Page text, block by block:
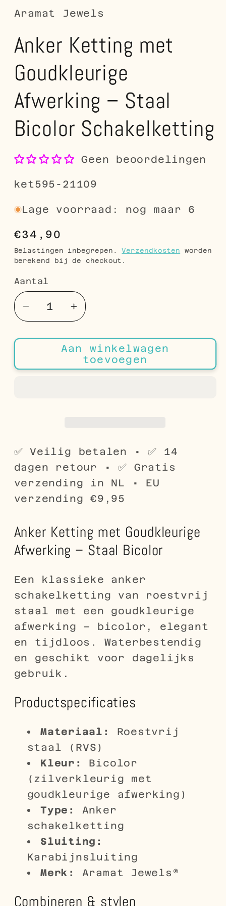
Aramat Jewels
Anker Ketting met
Goudkleurige
Afwerking – Staal
Bicolor Schakelketting
Geen beoordelingen
SKU:
ket595-21109
Lage voorraad: nog maar 6
Normale
prijs
€34,90
Belastingen inbegrepen.Verzendkosten worden
berekend bij de checkout.
Aantal
Aantal
Aantal
verlagen
voor
Ketting
Bicolor
Schakelketting
Aantal
verhogen
voor
Anker
Ketting
Bicolor
Schakelketting
Aan winkelwagen
toevoegen
✅ Veilig betalen • ✅ 14
dagen retour • ✅ Gratis
verzending in NL • EU
verzending €9,95
Anker Ketting met Goudkleurige
Afwerking – Staal Bicolor
Een klassieke anker
schakelketting van roestvrij
staal met een goudkleurige
afwerking – bicolor, elegant
en tijdloos. Waterbestendig
en geschikt voor dagelijks
gebruik.
Productspecificaties
Materiaal:
Roestvrij
staal (RVS)
Kleur:
Bicolor
(zilverkleurig met
goudkleurige afwerking)
Type:
Anker
schakelketting
Sluiting:
Karabijnsluiting
Merk:
Aramat Jewels®
Combineren & stylen